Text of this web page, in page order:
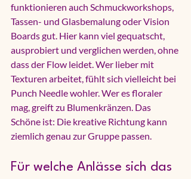
funktionieren auch Schmuckworkshops,
Tassen- und Glasbemalung oder Vision
Boards gut. Hier kann viel gequatscht,
ausprobiert und verglichen werden, ohne
dass der Flow leidet. Wer lieber mit
Texturen arbeitet, fühlt sich vielleicht bei
Punch Needle wohler. Wer es floraler
mag, greift zu Blumenkränzen. Das
Schöne ist: Die kreative Richtung kann
ziemlich genau zur Gruppe passen.
Für welche Anlässe sich das